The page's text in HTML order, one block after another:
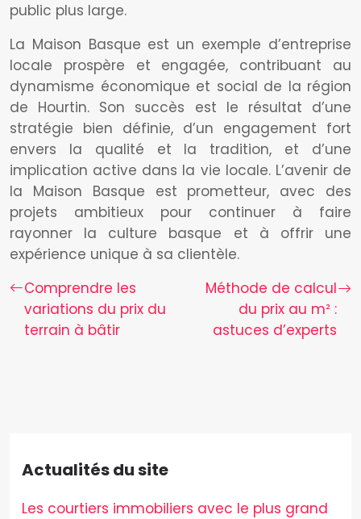
public plus large.
La Maison Basque est un exemple d’entreprise
locale prospère et engagée, contribuant au
dynamisme économique et social de la région
de Hourtin. Son succès est le résultat d’une
stratégie bien définie, d’un engagement fort
envers la qualité et la tradition, et d’une
implication active dans la vie locale. L’avenir de
la Maison Basque est prometteur, avec des
projets ambitieux pour continuer à faire
rayonner la culture basque et à offrir une
expérience unique à sa clientèle.
Comprendre les
variations du prix du
terrain à bâtir
Méthode de calcul
du prix au m² :
astuces d’experts
Actualités du site
Les courtiers immobiliers avec le plus grand